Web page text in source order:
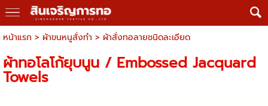
หน้าแรก > ผ้าขนหนูสั่งทำ > ผ้าสั่งทอลายชนิดละเอียด
ผ้าทอโลโก้ยุบนูน / Embossed Jacquard
Towels